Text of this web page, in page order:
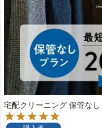
宅配クリーニング 保管な